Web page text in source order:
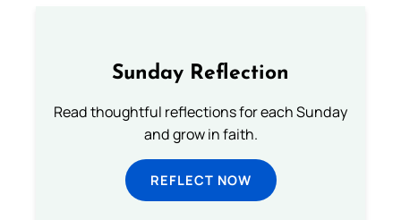
Sunday Reflection
Read thoughtful reflections for each Sunday
and grow in faith.
REFLECT NOW